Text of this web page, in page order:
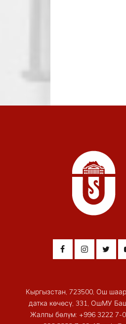
Кыргызстан, 723500, Ош
датка көчөсү, 331, ОшМУ
Жалпы бөлүм: +996 3222 7-